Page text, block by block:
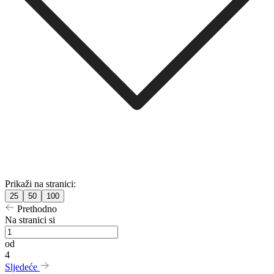
Prikaži na stranici:
25 50 100
Prethodno
Na stranici si
od
4
Sljedeće